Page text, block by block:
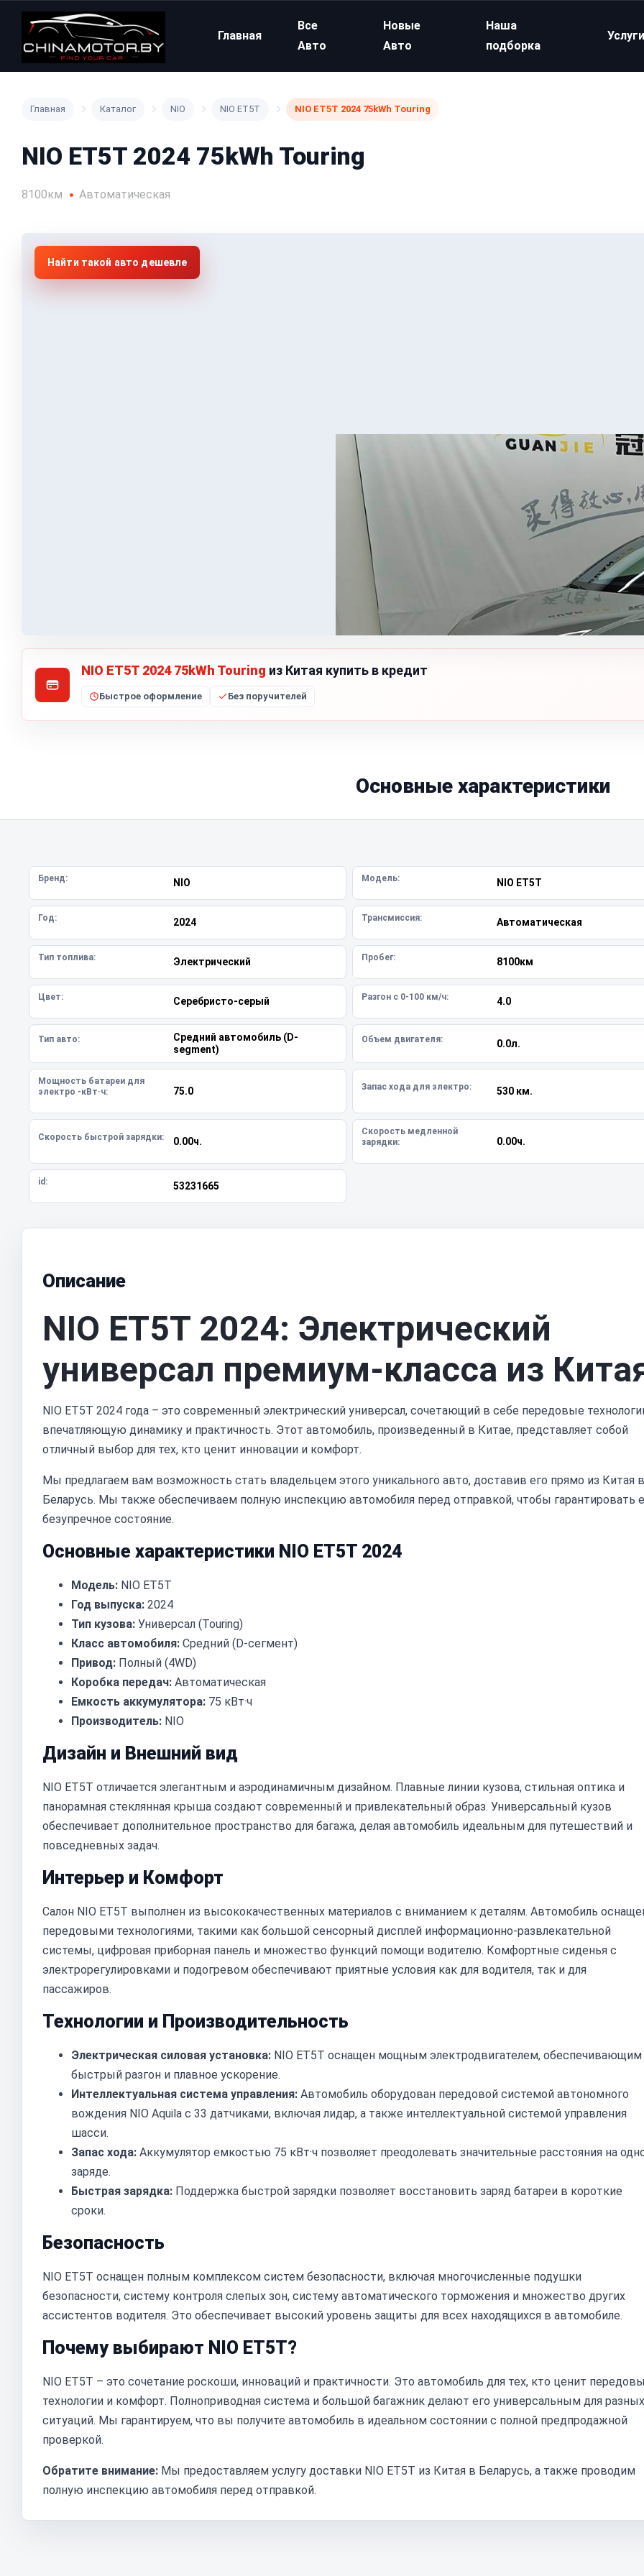
Главная
Все
Авто
Новые
Авто
Наша
подборка
Главная Каталог NIO NIO ET5T NIO ET5T 2024 75kWh Touring
NIO ET5T 2024 75kWh Touring
8100км Автоматическая
Найти такой авто дешевле
NIO ET5T 2024 75kWh Touring из Китая купить в кредит
Быстрое оформление Без поручителей
Основные характеристики
Бренд: NIO Модель: NIO ET5T
Год: 2024 Трансмиссия: Автоматическая
Тип топлива: Электрический Пробег: 8100км
Цвет: Серебристо-серый Разгон с 0-100 км/ч: 4.0
Тип авто:
Средний автомобиль (D-
segment)
Объем двигателя: 0.0л.
Мощность батареи для
электро -кВт·ч:
75.0 Запас хода для электро: 530 км.
Скорость быстрой зарядки: 0.00ч.
Скорость медленной
зарядки:
0.00ч.
id: 53231665
Описание
NIO ET5T 2024: Электрический
универсал премиум-класса из
NIO ET5T 2024 года – это современный электрический универсал, сочетающий в себе передовые
впечатляющую динамику и практичность. Этот автомобиль, произведенный в Китае, представляет собой
отличный выбор для тех, кто ценит инновации и комфорт.
Мы предлагаем вам возможность стать владельцем этого уникального авто, доставив его прямо из Китая в
Беларусь. Мы также обеспечиваем полную инспекцию автомобиля перед отправкой, чтобы гарантировать
безупречное состояние.
Основные характеристики NIO ET5T 2024
Модель: NIO ET5T
Год выпуска: 2024
Тип кузова: Универсал (Touring)
Класс автомобиля: Средний (D-сегмент)
Привод: Полный (4WD)
Коробка передач: Автоматическая
Емкость аккумулятора: 75 кВт·ч
Производитель: NIO
Дизайн и Внешний вид
NIO ET5T отличается элегантным и аэродинамичным дизайном. Плавные линии кузова, стильная оптика и
панорамная стеклянная крыша создают современный и привлекательный образ. Универсальный кузов
обеспечивает дополнительное пространство для багажа, делая автомобиль идеальным для путешествий и
повседневных задач.
Интерьер и Комфорт
Салон NIO ET5T выполнен из высококачественных материалов с вниманием к деталям. Автомобиль
передовыми технологиями, такими как большой сенсорный дисплей информационно-развлекательной
системы, цифровая приборная панель и множество функций помощи водителю. Комфортные сиденья с
электрорегулировками и подогревом обеспечивают приятные условия как для водителя, так и для
пассажиров.
Технологии и Производительность
Электрическая силовая установка: NIO ET5T оснащен мощным электродвигателем, обеспечивающим
быстрый разгон и плавное ускорение.
Интеллектуальная система управления: Автомобиль оборудован передовой системой автономного
вождения NIO Aquila с 33 датчиками, включая лидар, а также интеллектуальной системой управления
шасси.
Запас хода: Аккумулятор емкостью 75 кВт·ч позволяет преодолевать значительные расстояния на
заряде.
Быстрая зарядка: Поддержка быстрой зарядки позволяет восстановить заряд батареи в короткие
сроки.
Безопасность
NIO ET5T оснащен полным комплексом систем безопасности, включая многочисленные подушки
безопасности, систему контроля слепых зон, систему автоматического торможения и множество других
ассистентов водителя. Это обеспечивает высокий уровень защиты для всех находящихся в автомобиле.
Почему выбирают NIO ET5T?
NIO ET5T – это сочетание роскоши, инноваций и практичности. Это автомобиль для тех, кто ценит
технологии и комфорт. Полноприводная система и большой багажник делают его универсальным для разных
ситуаций. Мы гарантируем, что вы получите автомобиль в идеальном состоянии с полной предпродажной
проверкой.
Обратите внимание: Мы предоставляем услугу доставки NIO ET5T из Китая в Беларусь, а также проводим
полную инспекцию автомобиля перед отправкой.